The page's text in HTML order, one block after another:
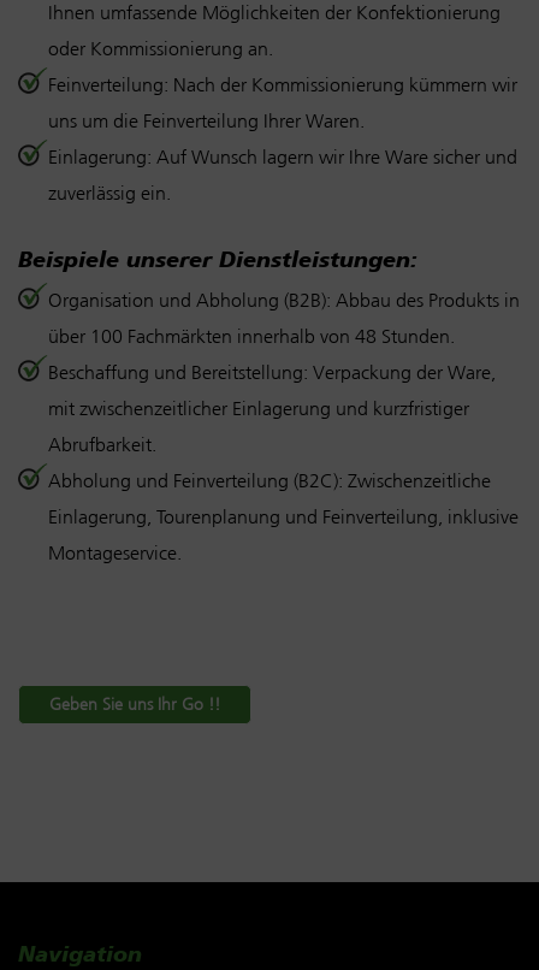
Ihnen umfassende Möglichkeiten der Konfektionierung
oder Kommissionierung an.
Feinverteilung: Nach der Kommissionierung kümmern wir
uns um die Feinverteilung Ihrer Waren.
Einlagerung: Auf Wunsch lagern wir Ihre Ware sicher und
zuverlässig ein.
Beispiele unserer Dienstleistungen:
Organisation und Abholung (B2B): Abbau des Produkts in
über 100 Fachmärkten innerhalb von 48 Stunden.
Beschaffung und Bereitstellung: Verpackung der Ware,
mit zwischenzeitlicher Einlagerung und kurzfristiger
Abrufbarkeit.
Abholung und Feinverteilung (B2C): Zwischenzeitliche
Einlagerung, Tourenplanung und Feinverteilung, inklusive
Montageservice.
Geben Sie uns Ihr Go !!
Navigation